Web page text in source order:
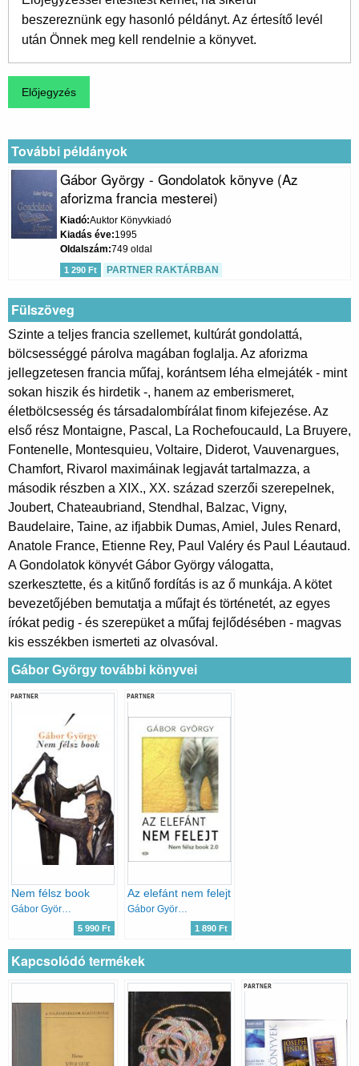
beszereznünk egy hasonló példányt. Az értesítő levél
után Önnek meg kell rendelnie a könyvet.
További példányok
Gábor György - Gondolatok könyve (Az
aforizma francia mesterei)
Kiadó Auktor Könyvkiadó
Kiadás éve 1995
Oldalszám 749 oldal
1 290 Ft PARTNER RAKTÁRBAN
Fülszöveg
Szinte a teljes francia szellemet, kultúrát gondolattá,
bölcsességgé párolva magában foglalja. Az aforizma
jellegzetesen francia műfaj, korántsem léha elmejáték - mint
sokan hiszik és hirdetik -, hanem az emberismeret,
életbölcsesség és társadalombírálat finom kifejezése. Az
első rész Montaigne, Pascal, La Rochefoucauld, La Bruyere,
Fontenelle, Montesquieu, Voltaire, Diderot, Vauvenargues,
Chamfort, Rivarol maximáinak legjavát tartalmazza, a
második részben a XIX., XX. század szerzői szerepelnek,
Joubert, Chateaubriand, Stendhal, Balzac, Vigny,
Baudelaire, Taine, az ifjabbik Dumas, Amiel, Jules Renard,
Anatole France, Etienne Rey, Paul Valéry és Paul Léautaud.
A Gondolatok könyvét Gábor György válogatta,
szerkesztette, és a kitűnő fordítás is az ő munkája. A kötet
bevezetőjében bemutatja a műfajt és történetét, az egyes
írókat pedig - és szerepüket a műfaj fejlődésében - magvas
kis esszékben ismerteti az olvasóval.
Gábor György további könyvei
PARTNER
Nem félsz book
Gábor György
5 990 Ft
PARTNER
Az elefánt nem felejt
Gábor György
1 890 Ft
Kapcsolódó termékek
PARTNER